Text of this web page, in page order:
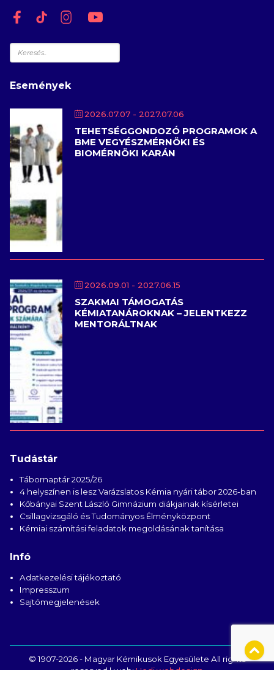
Keresés
Események
2026.07.07 - 2027.07.06
TEHETSÉGGONDOZÓ PROGRAMOK A
BME VEGYÉSZMÉRNÖKI ÉS
BIOMÉRNÖKI KARÁN
2026.09.01 - 2027.06.15
SZAKMAI TÁMOGATÁS
KÉMIATANÁROKNAK – JELENTKEZZ
MENTORÁLTNAK
Tudástár
Tábornaptár 2025/26
4 helyszínen is lesz Varázslatos Kémia nyári tábor 2026-ban
Kőbányai Szent László Gimnázium diákjainak kísérletei
Csillagvizsgáló és Tudományos Élményközpont
Kémiai számítási feladatok megoldásának tanítása
Infó
Adatkezelési tájékoztató
Impresszum
Sajtómegjelenések
© 1907-2026 - Magyar Kémikusok Egyesülete All rights
reserved | web:Hedi webdesign